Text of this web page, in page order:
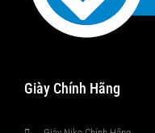
Giày Chính Hãng